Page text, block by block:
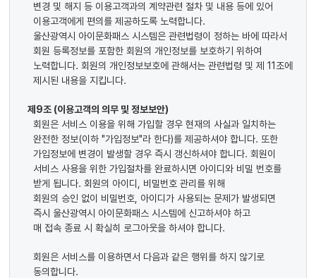
변경 및 해지 등 이용고객과의 계약관련 절차 및 내용 등에 있어
이용고객에게 편의를 제공하도록 노력합니다.
울산광역시 아이문화패스 시스템은 관련법령이 정하는 바에 따라서
회원 등록정보를 포함한 회원의 개인정보를 보호하기 위하여
노력합니다. 회원의 개인정보보호에 관해서는 관련법령 및 제 11조에
제시된 내용을 지킵니다.
제9조 (이용고객의 의무 및 정보보안)
회원은 서비스 이용을 위해 가입할 경우 현재의 사실과 일치하는
완전한 정보(이하 "가입정보"라 한다)를 제공하셔야 합니다. 또한
가입정보에 변경이 발생할 경우 즉시 갱신하셔야 합니다. 회원이
서비스 사용을 위한 가입절차를 완료하시면 아이디와 비밀 번호를
받게 됩니다. 회원의 아이디, 비밀번호 관리를 위해
회원의 승인 없이 비밀번호, 아이디가 사용되는 문제가 발생되면
즉시 울산광역시 아이문화패스 시스템에 신고하셔야 하고
매 접속 종료 시 확실히 로그아웃을 하셔야 합니다.
회원은 서비스를 이용하면서 다음과 같은 행위를 하지 않기로
동의합니다.